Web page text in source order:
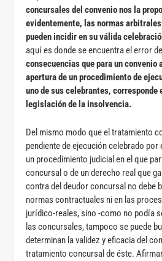
concursales del convenio nos la
evidentemente, las normas
pueden incidir en su válida
aquí es donde se encuentra el error
consecuencias que para un
apertura de un procedimiento de
uno de sus celebrantes, corresponde
legislación de la insolvencia.
Del mismo modo que el tratamiento
pendiente de ejecución celebrado
un procedimiento judicial en el que
concursal o de un derecho real que
contra del deudor concursal no debe
normas contractuales ni en las
jurídico-reales, sino -como no podía
las concursales, tampoco se puede
determinan la validez y eficacia del
tratamiento concursal de éste.